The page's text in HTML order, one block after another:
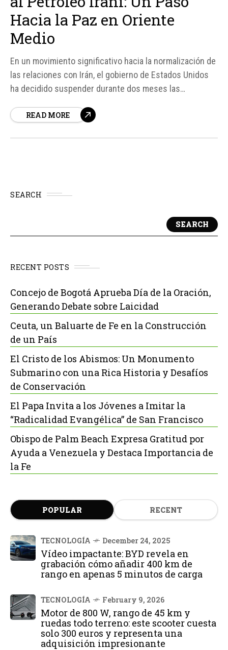
Hacia la Paz en Oriente
Medio
En un movimiento significativo hacia la normalización de
las relaciones con Irán, el gobierno de Estados Unidos
ha decidido suspender durante dos meses las
entrará en vigor hasta el 21 de agosto, autoriza
READ MORE
SEARCH
SEARCH
RECENT POSTS
Concejo de Bogotá Aprueba Día de la Oración,
Generando Debate sobre Laicidad
Ceuta, un Baluarte de Fe en la Construcción
de un País
El Cristo de los Abismos: Un Monumento
Submarino con una Rica Historia y Desafíos
de Conservación
El Papa Invita a los Jóvenes a Imitar la
“Radicalidad Evangélica” de San Francisco
Obispo de Palm Beach Expresa Gratitud por
Ayuda a Venezuela y Destaca Importancia de
la Fe
POPULAR RECENT
TECNOLOGÍA December 24, 2025
Vídeo impactante: BYD revela en
grabación cómo añadir 400 km de
rango en apenas 5 minutos de carga
TECNOLOGÍA February 9, 2026
Motor de 800 W, rango de 45 km y
ruedas todo terreno: este scooter cuesta
solo 300 euros y representa una
adquisición impresionante